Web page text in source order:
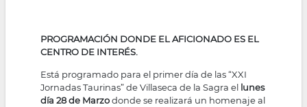
PROGRAMACIÓN DONDE EL AFICIONADO ES EL
CENTRO DE INTERÉS.
Está programado para el primer día de las “XXI
Jornadas Taurinas” de Villaseca de la Sagra el lunes
día 28 de Marzodonde se realizará un homenaje al